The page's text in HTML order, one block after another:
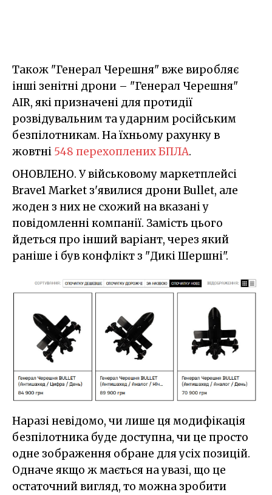
Також "Генерал Черешня" вже виробляє
інші зенітні дрони – "Генерал Черешня"
AIR, які призначені для протидії
розвідувальним та ударним російським
безпілотникам. На їхньому рахунку в
жовтні 548 перехоплених БПЛА.
ОНОВЛЕНО. У військовому маркетплейсі
Brave1 Market з'явилися дрони Bullet, але
жоден з них не схожий на вказані у
повідомленні компанії. Замість цього
йдеться про інший варіант, через який
раніше і був конфлікт з "Дикі Шершні".
Наразі невідомо, чи лише ця модифікація
безпілотника буде доступна, чи це просто
одне зображення обране для усіх позицій.
Одначе якщо ж мається на увазі, що це
остаточний вигляд, то можна зробити